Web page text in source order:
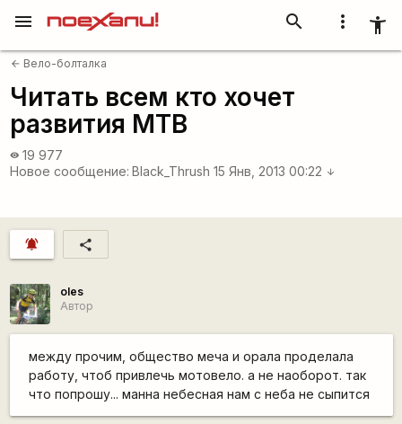
more_vert accessibility_new
search
menu
arrow_back Вело-болталка
Читать всем кто хочет
развития МТВ
visibility 19 977
Новое сообщение: Black_Thrush 15 Янв, 2013 00:22 arrow_downward
notifications_active share
oles
Автор
между прочим, общество меча и орала проделала
работу, чтоб привлечь мотовело. а не наоборот. так
что попрошу... манна небесная нам с неба не сыпится